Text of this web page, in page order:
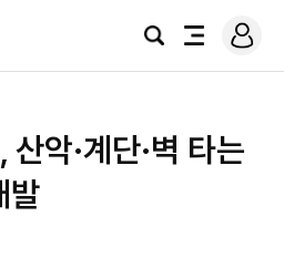
검
전
로
그
악·계단·벽 타는
발